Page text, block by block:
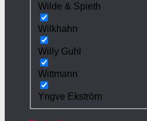
Wilde & Spieth
Wilkhahn
Willy Guhl
Wittmann
Yngve Ekström